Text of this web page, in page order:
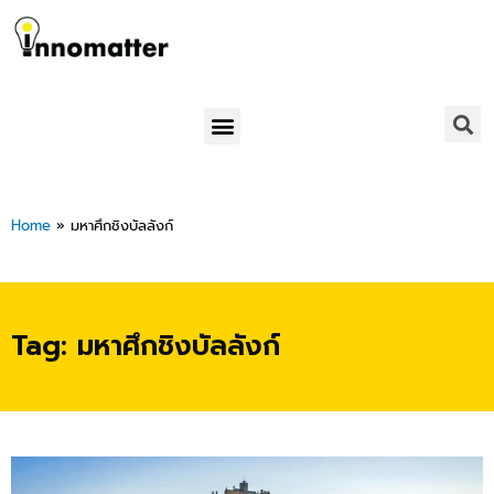
Skip
to
content
Menu
Home » มหาศึกชิงบัลลังก์
Tag: มหาศึกชิงบัลลังก์